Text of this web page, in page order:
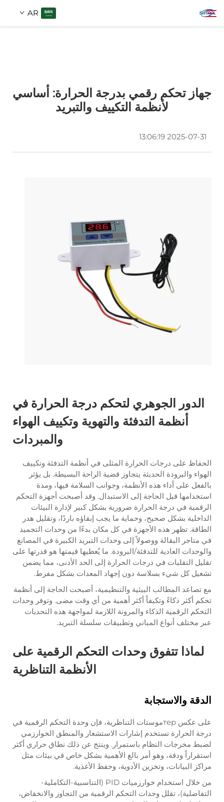
AR
منتجات
جهاز تحكم رقمي بدرجة الحرارة: أساسي
لأنظمة التكييف والتبريد
2025-07-31 13:06:19
الدور الجوهري لتحكم درجة الحرارة في
أنظمة التدفئة والتهوية وتكييف الهواء
والمبردات
الحفاظ على درجات الحرارة المثلى في أنظمة التدفئة وتكييف
الهواء والبرودة الحديثة يتجاوز قضية الراحة البسيطة. بل يؤثر
بالفعل على أداء هذه الأنظمة، وجوانب السلامة فيها، ومدة
استخدامها قبل الحاجة إلى الاستبدال. وقد أصبحت أجهزة التحكم
الرقمية في درجة الحرارة ضرورية بشكل كبير لإدارة البيئات
الداخلية بشكل صحيح، وحماية ما يجب إبقاؤه باردًا، وتقليل هدر
الطاقة. تظهر هذه الأجهزة في كل مكان بدءًا من وحدات التجميد
في متاجر البقالة ووصولاً إلى وحدات التبريد الكبيرة في المصانع
والوحدات العادية للتدفئة/البرودة. ما يُعطيها قيمتها هو قدرتها على
تقليل التقلبات في درجات الحرارة إلى الحد الأدنى، مما يضمن
تشغيل كل شيء بسلاسة دون إجهاد المعدات بشكل مفرط.
مع تصاعد المطالب البيئية والتنظيمية، أصبحت الحاجة إلى أنظمة
تحكم أكثر ذكاءً وتكيفاً أكثر أهمية من أي وقت مضى. وتوفر وحدات
التحكم الرقمية الذكاء والمرونة اللازمة لمواجهة هذه التحديات
عبر مختلف أنواع المباني وتطبيقات سلسلة التبريد.
لماذا تتفوق وحدات التحكم الرقمية على
الأنظمة التناظرية
الدقة والاستجابة
على عكس терموستات التناظرية، فإن وحدة التحكم الرقمية في
درجة الحرارة تستخدم إشارات الاستشعار والمنطق الخوارزمي
لضبط مخرجات النظام باستمرار. وينتج عن ذلك نطاق حراري أكثر
استقراراً ودقة، وهو أمر بالغ الأهمية بشكل خاص في بيئات مثل
مراكز البيانات، وتخزين الأدوية، وحفظ الأغذية.
من خلال استخدام خوارزميات PID (التناسبية-التكاملية-
التفاضلية)، تقلل وحدات التحكم الرقمية من التجاوز والانخفاض،